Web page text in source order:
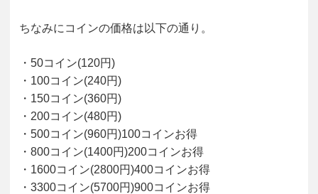
ちなみにコインの価格は以下の通り。
・50コイン(120円)
・100コイン(240円)
・150コイン(360円)
・200コイン(480円)
・500コイン(960円)100コインお得
・800コイン(1400円)200コインお得
・1600コイン(2800円)400コインお得
・3300コイン(5700円)900コインお得